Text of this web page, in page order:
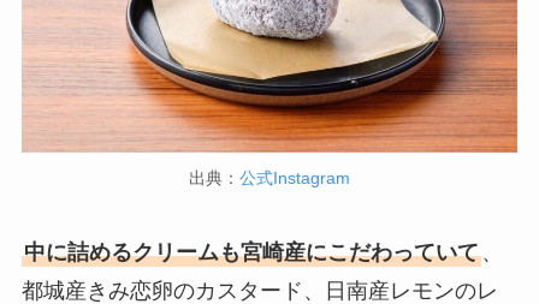
出典： 公式Instagram
中に詰めるクリームも宮崎産にこだわっていて、
都城産きみ恋卵のカスタード、日南産レモンのレ